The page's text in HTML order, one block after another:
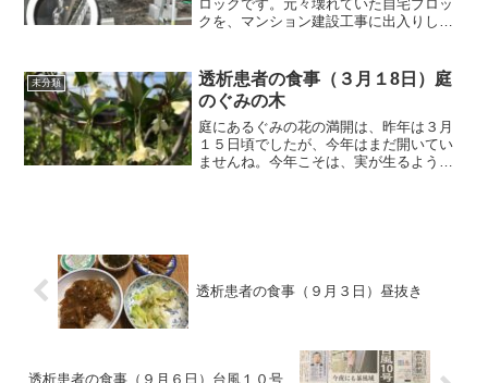
ロックです。元々壊れていた自宅ブロッ
クを、マンション建設工事に出入りして
とは比べられないほど、きれいになりま
した。それでは朝食から紹...
未分類
透析患者の食事（３月１8日）庭
のぐみの木
庭にあるぐみの花の満開は、昨年は３月
１５日頃でしたが、今年はまだ開いてい
ませんね。今年こそは、実が生るように
透析患者の食事（９月３日）昼抜き
透析患者の食事（９月６日）台風１０号